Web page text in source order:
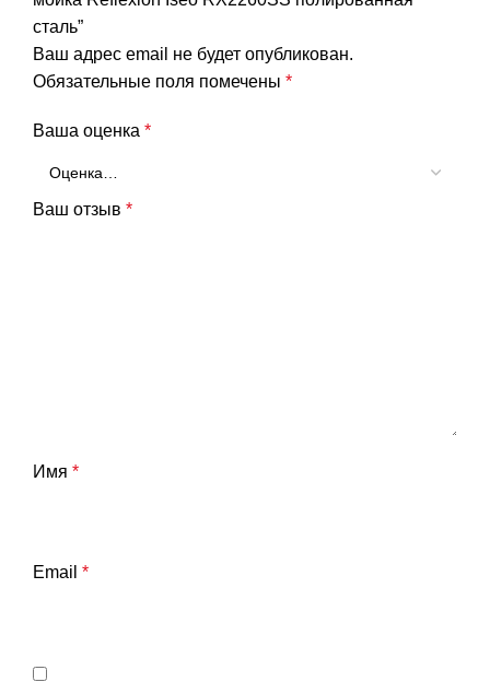
сталь”
Ваш адрес email не будет опубликован.
Обязательные поля помечены *
Ваша оценка *
Ваш отзыв *
Имя *
Email *